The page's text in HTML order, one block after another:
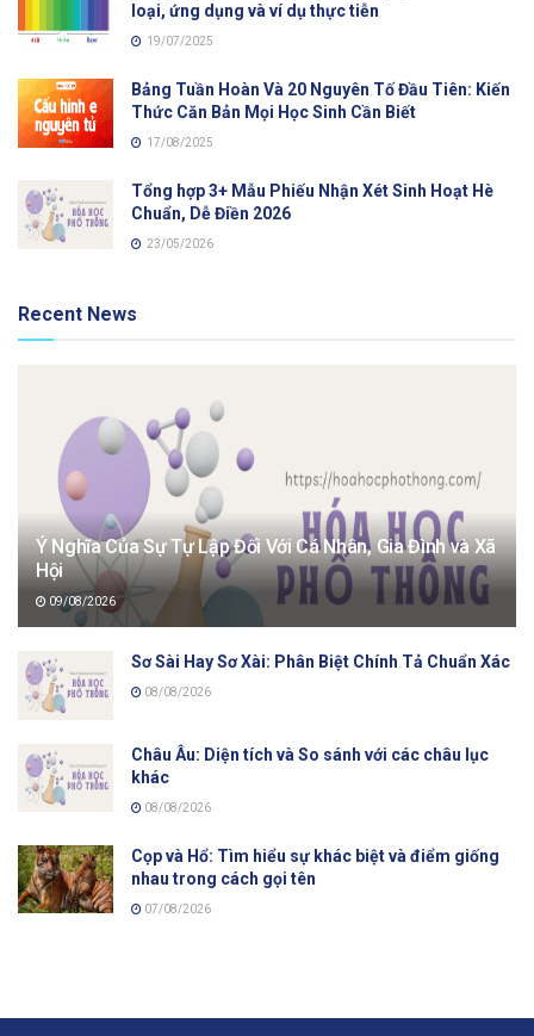
loại, ứng dụng và ví dụ thực tiễn
19/07/2025
Bảng Tuần Hoàn Và 20 Nguyên Tố Đầu Tiên: Kiến
Thức Căn Bản Mọi Học Sinh Cần Biết
17/08/2025
Tổng hợp 3+ Mẫu Phiếu Nhận Xét Sinh Hoạt Hè
Chuẩn, Dễ Điền 2026
23/05/2026
Recent News
Ý Nghĩa Của Sự Tự Lập Đối Với Cá Nhân, Gia Đình và Xã
Hội
09/08/2026
Sơ Sài Hay Sơ Xài: Phân Biệt Chính Tả Chuẩn Xác
08/08/2026
Châu Âu: Diện tích và So sánh với các châu lục
khác
08/08/2026
Cọp và Hổ: Tìm hiểu sự khác biệt và điểm giống
nhau trong cách gọi tên
07/08/2026